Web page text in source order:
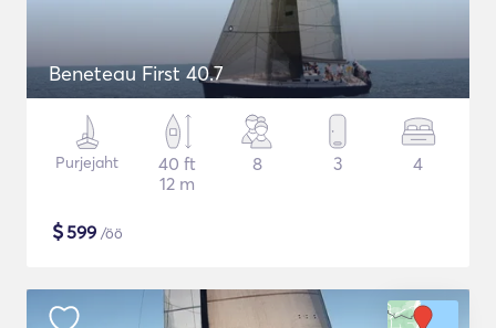
Beneteau First 40.7
Purjejaht
40 ft
12 m
8 3 4
$599 /öö